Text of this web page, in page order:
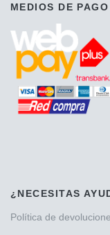
MEDIOS DE PAGO
¿NECESITAS
Política de